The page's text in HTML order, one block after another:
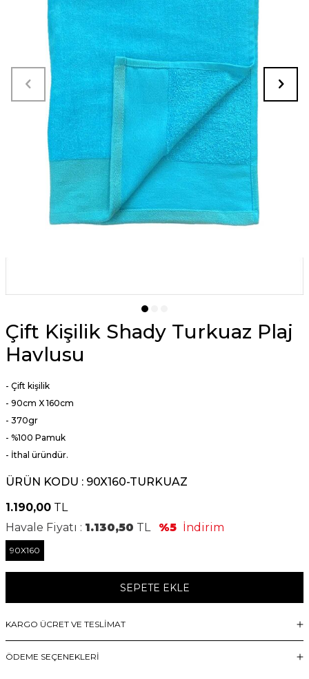
Çift Kişilik Shady Turkuaz Plaj
Havlusu
- Çift kişilik
- 90cm X 160cm
- 370gr
- %100 Pamuk
- İthal üründür.
ÜRÜN KODU : 90X160-TURKUAZ
1.190,00 TL
Havale Fiyatı : 1.130,50 TL %5 İndirim
90X160
SEPETE EKLE
KARGO ÜCRET VE TESLİMAT
ÖDEME SEÇENEKLERI